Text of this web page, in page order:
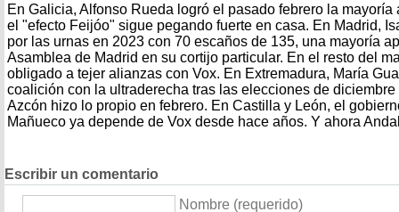
En Galicia, Alfonso Rueda logró el pasado febrero la
el "efecto Feijóo" sigue pegando fuerte en casa. En Madrid,
por las urnas en 2023 con 70 escaños de 135, una mayoría
Asamblea de Madrid en su cortijo particular. En el resto del
obligado a tejer alianzas con Vox. En Extremadura, María
coalición con la ultraderecha tras las elecciones de
Azcón hizo lo propio en febrero. En Castilla y León, el
Mañueco ya depende de Vox desde hace años. Y ahora
Escribir un comentario
Nombre (requerido)